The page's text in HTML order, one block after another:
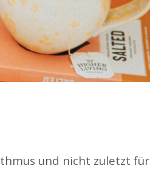
und nicht zuletzt für